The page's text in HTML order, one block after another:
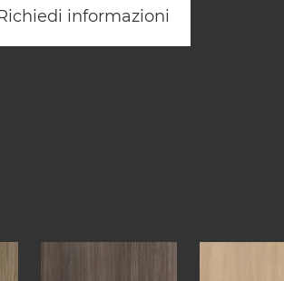
informazioni